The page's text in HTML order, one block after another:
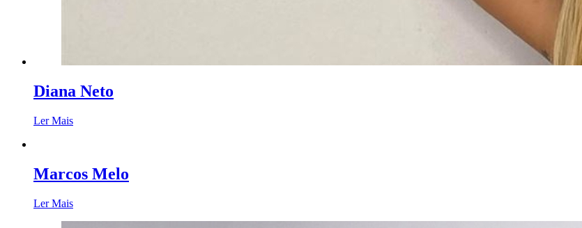
Diana Neto
Ler Mais
Marcos Melo
Ler Mais